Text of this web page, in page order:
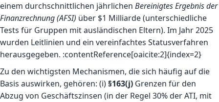
einem durchschnittlichen jährlichen Bereinigtes Ergebnis der
Finanzrechnung (AFSI) über $1 Milliarde (unterschiedliche
Tests für Gruppen mit ausländischen Eltern). Im Jahr 2025
wurden Leitlinien und ein vereinfachtes Statusverfahren
herausgegeben. :contentReference[oaicite:2]{index=2}
Zu den wichtigsten Mechanismen, die sich häufig auf die
Basis auswirken, gehören: (i)§163(j) Grenzen für den
Abzug von Geschäftszinsen (in der Regel 30% der ATI, mit